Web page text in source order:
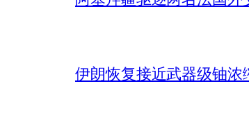
伊朗恢复接近武器级铀浓